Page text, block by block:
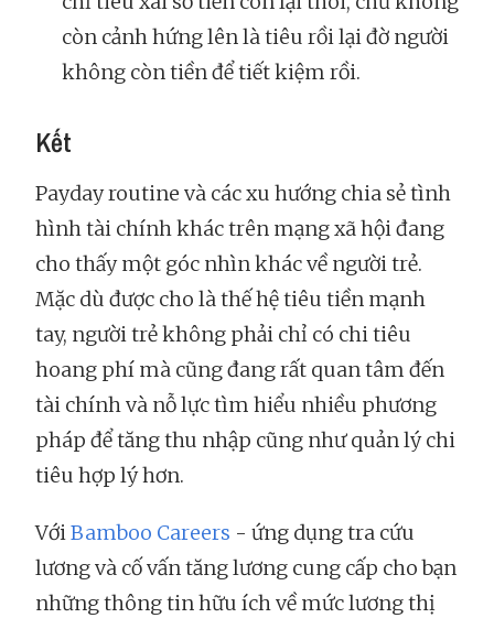
còn cảnh hứng lên là tiêu rồi lại đờ người
không còn tiền để tiết kiệm rồi.
Kết
Payday routine và các xu hướng chia sẻ tình
hình tài chính khác trên mạng xã hội đang
cho thấy một góc nhìn khác về người trẻ.
Mặc dù được cho là thế hệ tiêu tiền mạnh
tay, người trẻ không phải chỉ có chi tiêu
hoang phí mà cũng đang rất quan tâm đến
tài chính và nỗ lực tìm hiểu nhiều phương
pháp để tăng thu nhập cũng như quản lý chi
tiêu hợp lý hơn.
VớiBamboo Careers - ứng dụng tra cứu
lương và cố vấn tăng lương cung cấp cho bạn
những thông tin hữu ích về mức lương thị